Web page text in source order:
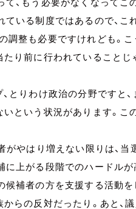
て、もう必要がなくなって
ている制度ではあるので、
調整も必要ですけれども。
たり前に行われていること
とりわけ政治の分野ですと
という状況があります。こ
がやはり増えない限りは、
に上がる段階でのハードル
候補者の方を支援する活動
らの反対だったり。あと、